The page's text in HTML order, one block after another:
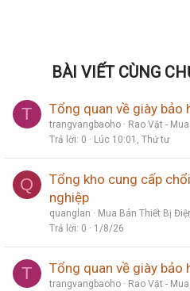
BÀI VIẾT CÙNG
T Tổng quan về giày bảo
trangvangbaoho
Rao Vặt -
Trả lời 0 Lúc 10:01, Thứ tư
Q
Tổng kho cung cấp
nghiệp
quanglan
Mua Bán Thiết Bị
Trả lời 0 1/8/26
T Tổng quan về giày bảo
trangvangbaoho
Rao Vặt -